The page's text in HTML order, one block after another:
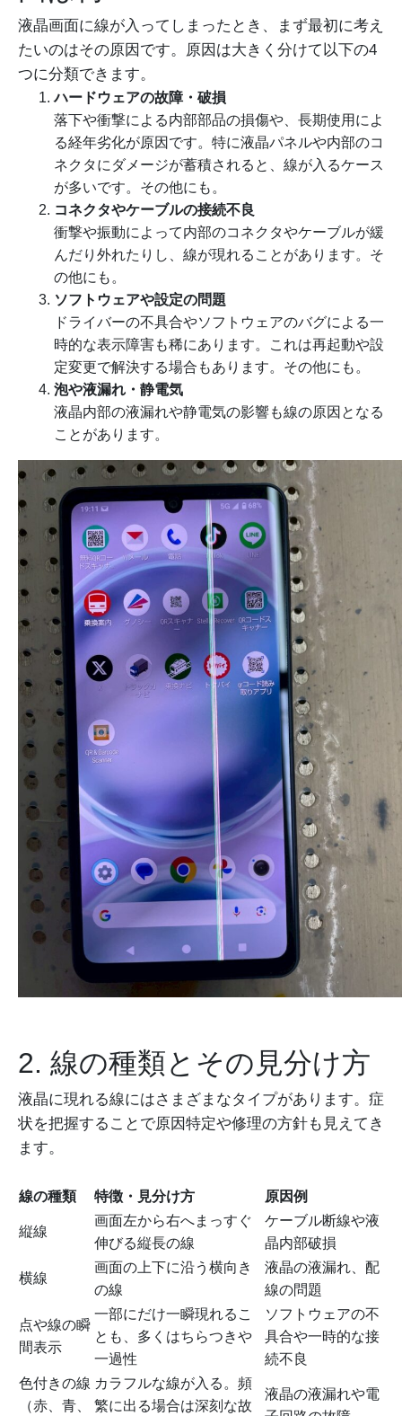
液晶画面に線が入ってしまったとき、まず最初に考え
たいのはその原因です。原因は大きく分けて以下の4
つに分類できます。
ハードウェアの故障・破損
落下や衝撃による内部部品の損傷や、長期使用によ
る経年劣化が原因です。特に液晶パネルや内部のコ
ネクタにダメージが蓄積されると、線が入るケース
が多いです。その他にも。
コネクタやケーブルの接続不良
衝撃や振動によって内部のコネクタやケーブルが緩
んだり外れたりし、線が現れることがあります。そ
の他にも。
ソフトウェアや設定の問題
ドライバーの不具合やソフトウェアのバグによる一
時的な表示障害も稀にあります。これは再起動や設
定変更で解決する場合もあります。その他にも。
泡や液漏れ・静電気
液晶内部の液漏れや静電気の影響も線の原因となる
ことがあります。
2. 線の種類とその見分け方
液晶に現れる線にはさまざまなタイプがあります。症
状を把握することで原因特定や修理の方針も見えてき
ます。
線の種類 特徴・見分け方 原因例
縦線
画面左から右へまっすぐ
伸びる縦長の線
ケーブル断線や液
晶内部破損
横線
画面の上下に沿う横向き
の線
液晶の液漏れ、配
線の問題
点や線の瞬
間表示
一部にだけ一瞬現れるこ
とも、多くはちらつきや
一過性
ソフトウェアの不
具合や一時的な接
続不良
色付きの線
（赤、青、
カラフルな線が入る。頻
繁に出る場合は深刻な故
液晶の液漏れや電